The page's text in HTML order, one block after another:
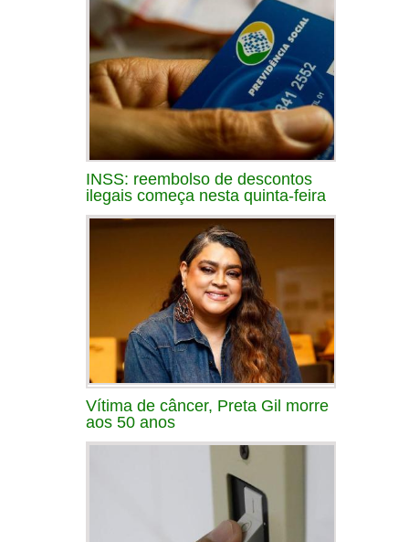
INSS: reembolso de descontos
ilegais começa nesta quinta-feira
Vítima de câncer, Preta Gil morre
aos 50 anos